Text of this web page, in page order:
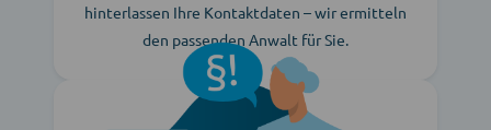
hinterlassen Ihre Kontaktdaten – wir ermitteln
den passenden Anwalt für Sie.